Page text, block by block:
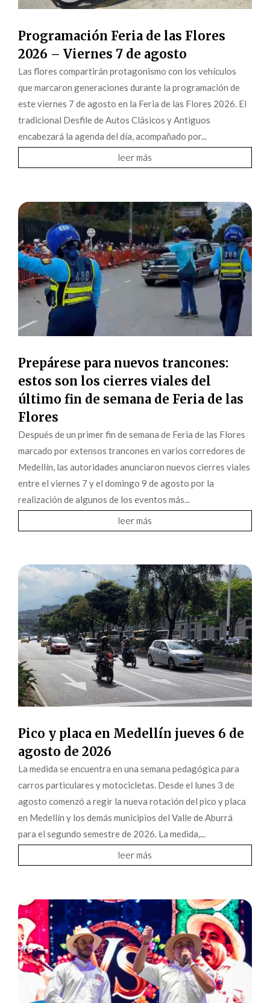
Programación Feria de las Flores
2026 – Viernes 7 de agosto
Las flores compartirán protagonismo con los vehículos
que marcaron generaciones durante la programación de
este viernes 7 de agosto en la Feria de las Flores 2026. El
tradicional Desfile de Autos Clásicos y Antiguos
encabezará la agenda del día, acompañado por...
leer más
Prepárese para nuevos trancones:
estos son los cierres viales del
último fin de semana de Feria de las
Flores
Después de un primer fin de semana de Feria de las Flores
marcado por extensos trancones en varios corredores de
Medellín, las autoridades anunciaron nuevos cierres viales
entre el viernes 7 y el domingo 9 de agosto por la
realización de algunos de los eventos más...
leer más
Pico y placa en Medellín jueves 6 de
agosto de 2026
La medida se encuentra en una semana pedagógica para
carros particulares y motocicletas. Desde el lunes 3 de
agosto comenzó a regir la nueva rotación del pico y placa
en Medellín y los demás municipios del Valle de Aburrá
para el segundo semestre de 2026. La medida,...
leer más